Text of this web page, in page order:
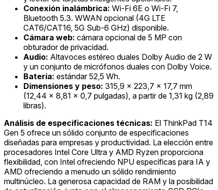
Conexión inalámbrica: Wi-Fi 6E o Wi-Fi 7,
Bluetooth 5.3. WWAN opcional (4G LTE
CAT6/CAT16, 5G Sub-6 GHz) disponible.
Cámara web: cámara opcional de 5 MP con
obturador de privacidad.
Audio: Altavoces estéreo duales Dolby Audio de 2 W
y un conjunto de micrófonos duales con Dolby Voice.
Batería: estándar 52,5 Wh.
Dimensiones y peso: 315,9 x 223,7 x 17,7 mm
(12,44 x 8,81 x 0,7 pulgadas), a partir de 1,31 kg (2,89
libras).
Análisis de especificaciones técnicas: El ThinkPad T14
Gen 5 ofrece un sólido conjunto de especificaciones
diseñadas para empresas y productividad. La elección entre
procesadores Intel Core Ultra y AMD Ryzen proporciona
flexibilidad, con Intel ofreciendo NPU específicas para IA y
AMD ofreciendo a menudo un sólido rendimiento
multinúcleo. La generosa capacidad de RAM y la posibilidad